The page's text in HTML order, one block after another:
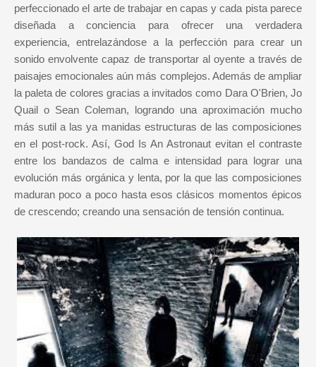
perfeccionado el arte de trabajar en capas y cada pista parece
diseñada a conciencia para ofrecer una verdadera
experiencia, entrelazándose a la perfección para crear un
sonido envolvente capaz de transportar al oyente a través de
paisajes emocionales aún más complejos. Además de ampliar
la paleta de colores gracias a invitados como Dara O'Brien, Jo
Quail o Sean Coleman, logrando una aproximación mucho
más sutil a las ya manidas estructuras de las composiciones
en el post-rock. Así, God Is An Astronaut evitan el contraste
entre los bandazos de calma e intensidad para lograr una
evolución más orgánica y lenta, por la que las composiciones
maduran poco a poco hasta esos clásicos momentos épicos
de crescendo; creando una sensación de tensión continua.